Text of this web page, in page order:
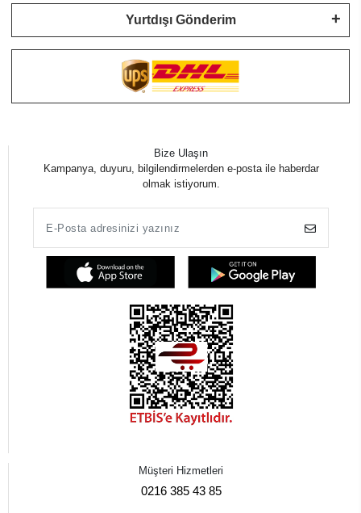
Yurtdışı Gönderim
Bize Ulaşın
Kampanya, duyuru, bilgilendirmelerden e-posta ile haberdar
olmak istiyorum.
Müşteri Hizmetleri
0216 385 43 85